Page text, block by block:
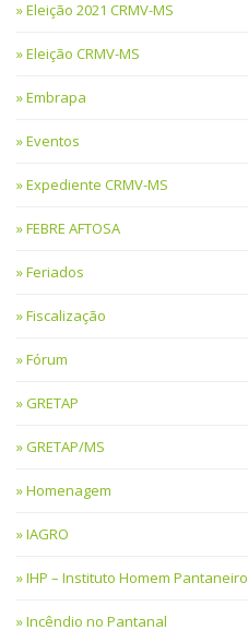
Eleição 2021 CRMV-MS
Eleição CRMV-MS
Embrapa
Eventos
Expediente CRMV-MS
FEBRE AFTOSA
Feriados
Fiscalização
Fórum
GRETAP
GRETAP/MS
Homenagem
IAGRO
IHP – Instituto Homem Pantaneiro
Incêndio no Pantanal